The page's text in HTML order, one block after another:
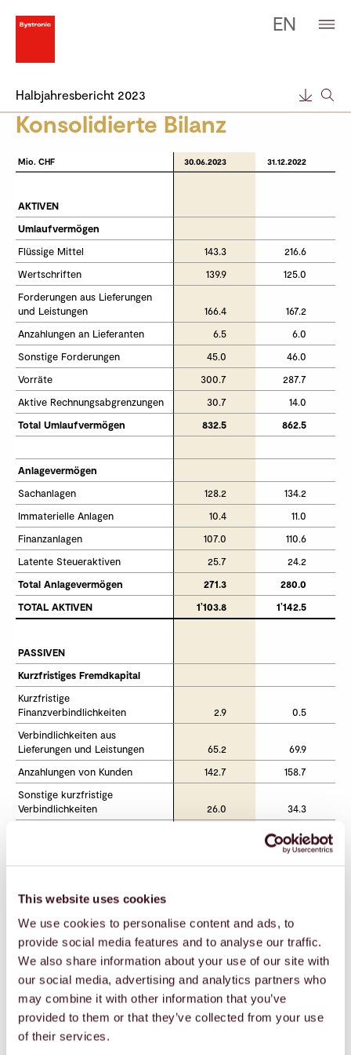
This website uses cookies
We use cookies to personalise content and ads, to
provide social media features and to analyse our traffic.
We also share information about your use of our site with
our social media, advertising and analytics partners who
may combine it with other information that you’ve
provided to them or that they’ve collected from your use
of their services.
EN
Halbjahresbericht 2023
Konsolidierte Bilanz
Mio. CHF 30.06.2023 31.12.2022
AKTIVEN
Umlaufvermögen
Flüssige Mittel
143.3
216.6
Wertschriften
139.9
125.0
Forderungen aus Lieferungen
und Leistungen
166.4
167.2
Anzahlungen an Lieferanten
6.5
6.0
Sonstige Forderungen
45.0
46.0
Vorräte
300.7
287.7
Aktive Rechnungsabgrenzungen
30.7
14.0
Total Umlaufvermögen
832.5 862.5
Anlagevermögen
Sachanlagen
128.2
134.2
Immaterielle Anlagen
10.4
11.0
Finanzanlagen
107.0
110.6
Latente Steueraktiven
25.7
24.2
Total Anlagevermögen
271.3
280.0
TOTAL AKTIVEN
1’103.8 1’142.5
PASSIVEN
Kurzfristiges Fremdkapital
Kurzfristige
Finanzverbindlichkeiten
2.9
0.5
Verbindlichkeiten aus
Lieferungen und Leistungen
65.2
69.9
Anzahlungen von Kunden
142.7
158.7
Sonstige kurzfristige
Verbindlichkeiten
26.0
34.3
28.3
83.7
Langfristiges Fremdkapital
Personalvorsorgeverpflichtungen
0.6
0.6
Langfristige Rückstellungen
21.1
22.1
18.6
Total langfristiges Fremdkapital
40.2
42.9
Total Fremdkapital
Mio. CHF
AKTIVEN
Umlaufvermögen
Flüssige Mittel
Wertschriften
Forderungen aus Lieferungen
und Leistungen
Anzahlungen an Lieferanten
Sonstige Forderungen
Vorräte
Aktive Rechnungsabgrenzungen
Total Umlaufvermögen
Anlagevermögen
Sachanlagen
Immaterielle Anlagen
Finanzanlagen
Latente Steueraktiven
Total Anlagevermögen
TOTAL AKTIVEN
PASSIVEN
Kurzfristiges Fremdkapital
Kurzfristige
Finanzverbindlichkeiten
Verbindlichkeiten aus
Lieferungen und Leistungen
Anzahlungen von Kunden
Sonstige kurzfristige
Verbindlichkeiten
Langfristiges Fremdkapital
Personalvorsorgeverpflichtungen
Langfristige Rückstellungen
Total langfristiges Fremdkapital
Total Fremdkapital